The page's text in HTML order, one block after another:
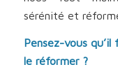
sérénité et
Pensez-vous
le réformer ?